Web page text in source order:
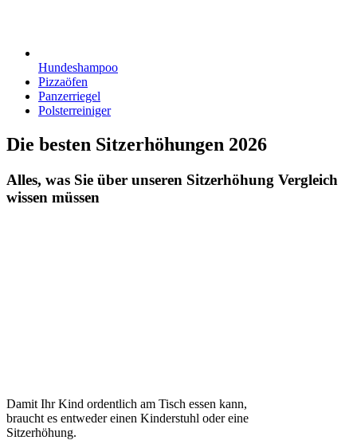
Hundeshampoo
Pizzaöfen
Panzerriegel
Polsterreiniger
Die besten Sitzerhöhungen 2026
Alles, was Sie über unseren Sitzerhöhung Vergleich
wissen müssen
Damit Ihr Kind ordentlich am Tisch essen kann,
braucht es entweder einen Kinderstuhl oder eine
Sitzerhöhung.